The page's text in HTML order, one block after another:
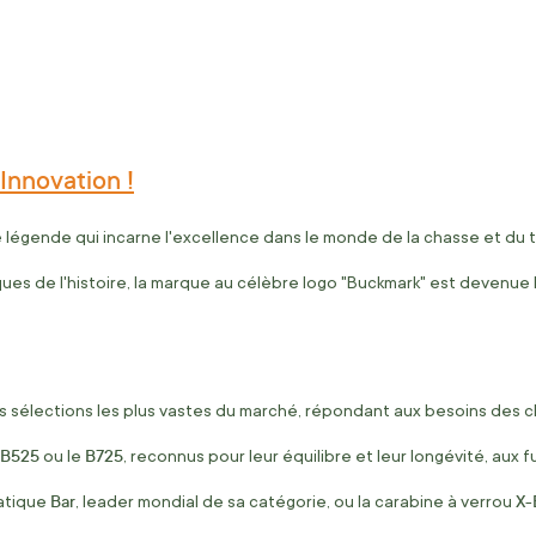
!
légende qui incarne l'excellence dans le monde de la chasse et du
de l'histoire, la marque au célèbre logo "Buckmark" est
les plus vastes du marché, répondant aux besoins des
B525ou le B725, reconnus pour leur équilibre et leur longévité, aux
Bar, leader mondial de sa catégorie, ou la carabine à verrou